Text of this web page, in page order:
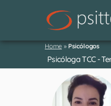
Home » Psicólogos
Psicóloga TCC -